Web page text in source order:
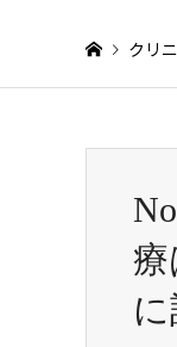
クリ
療